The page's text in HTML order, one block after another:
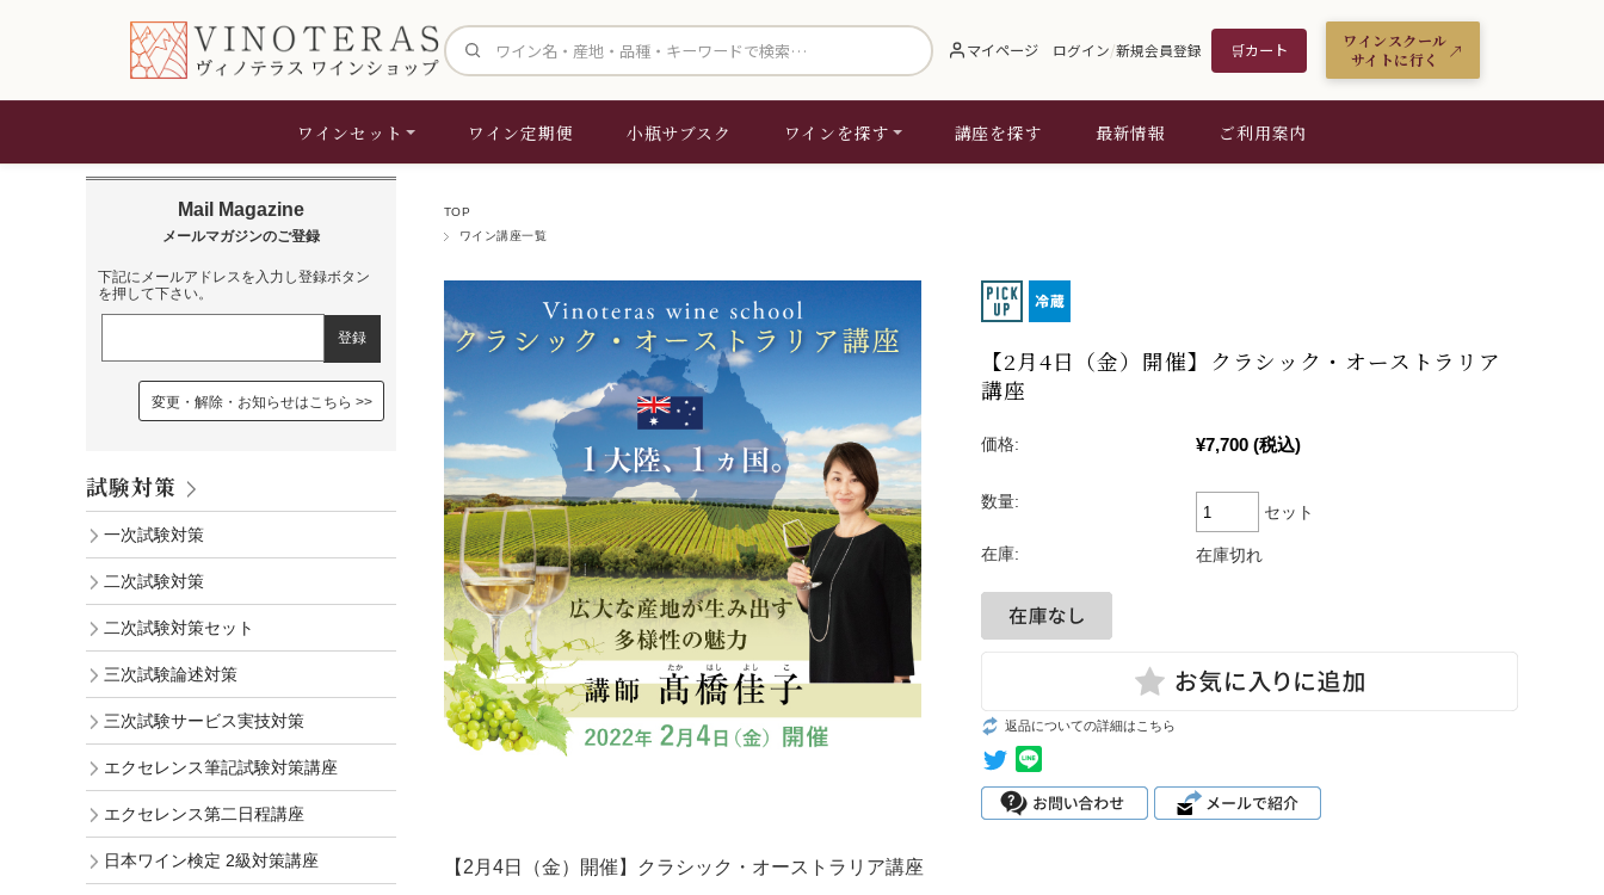
サイト内検索 マイページ ログイン/新規会員登録 🛒カート
ワインスクール
サイトに行く
ワインセット ワイン定期便 小瓶サブスク ワインを探す 講座を探す 最新情報 ご利用案内
TOP
ワイン講座一覧
【2月4日（金）開催】クラシック・オーストラリア
講座
価格: ¥7,700 (税込)
数量:
セット
在庫: 在庫切れ
返品についての詳細はこちら
【2月4日（金）開催】クラシック・オーストラリア講座
下記にメールアドレスを入力し登録ボタン
を押して下さい。
変更・解除・お知らせはこちら
試験対策
一次試験対策
二次試験対策
二次試験対策セット
三次試験論述対策
三次試験サービス実技対策
エクセレンス筆記試験対策講座
エクセレンス第二日程講座
日本ワイン検定 2級対策講座